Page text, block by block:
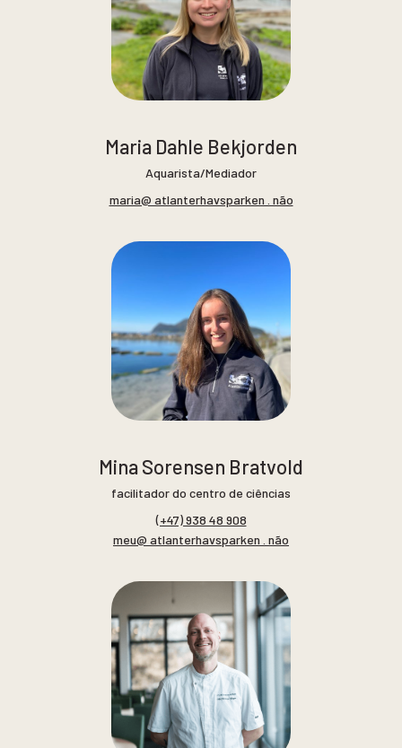
Maria Dahle Bekjorden
Aquarista/Mediador
maria@ atlanterhavsparken . não
Mina Sorensen Bratvold
facilitador do centro de ciências
(+47) 938 48 908
meu@ atlanterhavsparken . não